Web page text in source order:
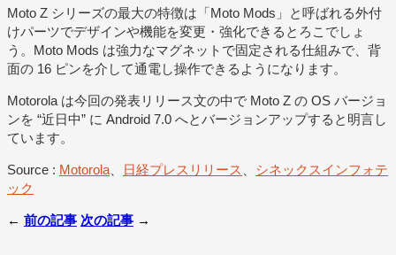
Moto Z シリーズの最大の特徴は「Moto Mods」と呼ばれる外付
けパーツでデザインや機能を変更・強化できるとろこでしょ
う。Moto Mods は強力なマグネットで固定される仕組みで、背
面の 16 ピンを介して通電し操作できるようになります。
Motorola は今回の発表リリース文の中で Moto Z の OS バージョ
ンを “近日中” に Android 7.0 へとバージョンアップすると明言し
ています。
Source : Motorola 日経プレスリリース
シネックスインフォテ
ック
← 前の記事 次の記事 →